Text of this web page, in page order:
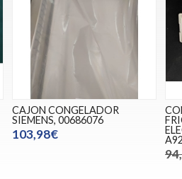
CAJON CONGELADOR
SIEMENS, 00686076
103,98€